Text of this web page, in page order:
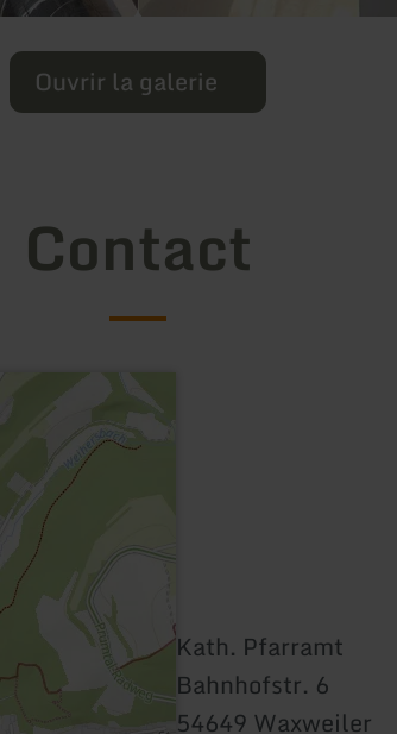
Ouvrir la galerie
Contact
Kath. Pfarramt
Bahnhofstr. 6
54649 Waxweiler